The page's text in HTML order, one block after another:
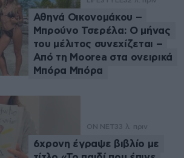
Αθηνά Οικονομάκου –
Μπρούνο Τσερέλα: Ο μήνας
του μέλιτος συνεχίζεται –
Από τη Moorea στα ονειρικά
Μπόρα Μπόρα
ON NET33 λ. πριν
6χρονη έγραψε βιβλίο με